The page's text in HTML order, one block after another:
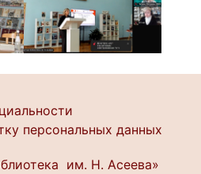
персональных данных
им. Н. Асеева»